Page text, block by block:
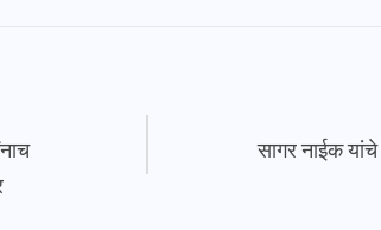
सागर नाईक यांचे